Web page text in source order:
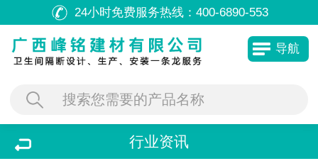
24小时免费服务热线： 400-6890-553
导航
行业资讯